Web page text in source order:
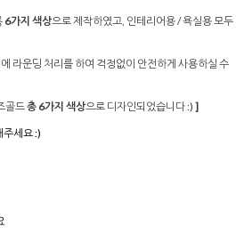
6가지 색상으로 제작하였고, 인테리어용 / 욕실용 모두
라운딩 처리를 하여 걱정없이 안전하게 사용하실 수
골드총 6가지 색상으로 디자인되었습니다 :) ]
주세요 :)